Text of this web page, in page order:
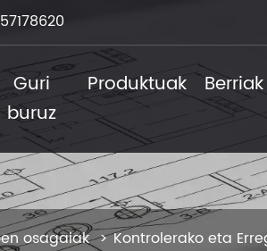
Guri
buruz
Produktuak Berriak
osagaiak Kontrolerako eta